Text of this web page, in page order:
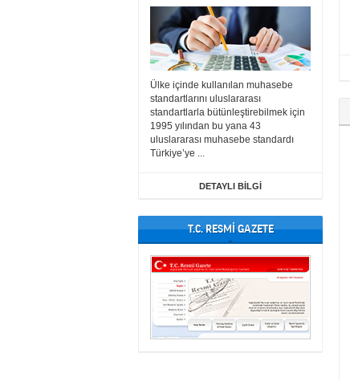
Ülke içinde kullanılan muhasebe
standartlarını uluslararası
standartlarla bütünleştirebilmek için
1995 yılından bu yana 43
uluslararası muhasebe standardı
Türkiye’ye ...
DETAYLI BİLGİ
T.C. RESMİ GAZETE